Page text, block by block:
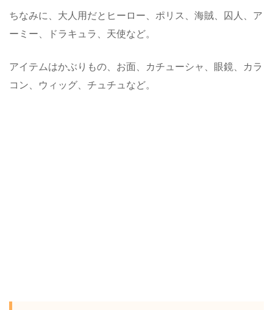
ちなみに、大人用だとヒーロー、ポリス、海賊、囚人、ア
ーミー、ドラキュラ、天使など。
アイテムはかぶりもの、お面、カチューシャ、眼鏡、カラ
コン、ウィッグ、チュチュなど。